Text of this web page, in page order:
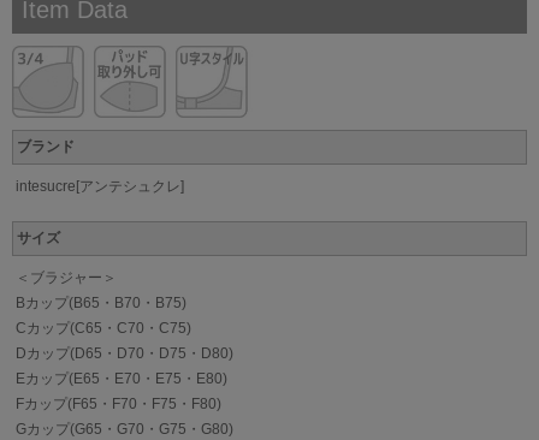
Item Data
ブランド
intesucre[アンテシュクレ]
サイズ
＜ブラジャー＞
Bカップ(B65・B70・B75)
Cカップ(C65・C70・C75)
Dカップ(D65・D70・D75・D80)
Eカップ(E65・E70・E75・E80)
Fカップ(F65・F70・F75・F80)
Gカップ(G65・G70・G75・G80)